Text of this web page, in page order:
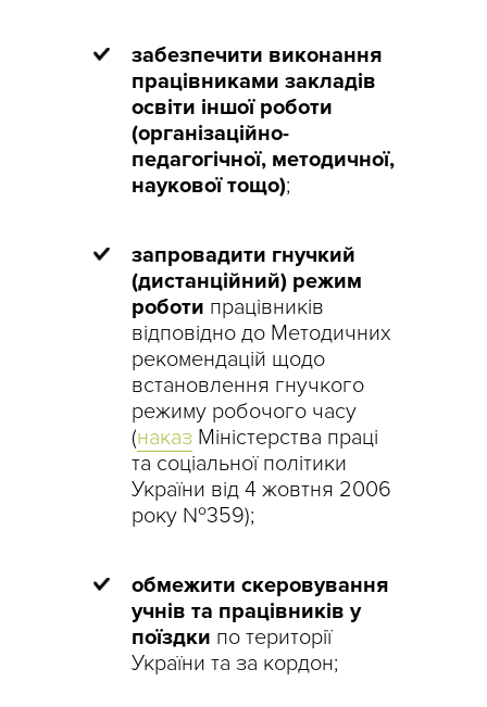
забезпечити виконання
працівниками закладів
освіти іншої роботи
(організаційно-
педагогічної, методичної,
наукової тощо);
запровадити гнучкий
(дистанційний) режим
роботи працівників
відповідно до Методичних
рекомендацій щодо
встановлення гнучкого
режиму робочого часу
(наказ Міністерства праці
та соціальної політики
України від 4 жовтня 2006
року №359);
обмежити скеровування
учнів та працівників у
поїздки по території
України та за кордон;